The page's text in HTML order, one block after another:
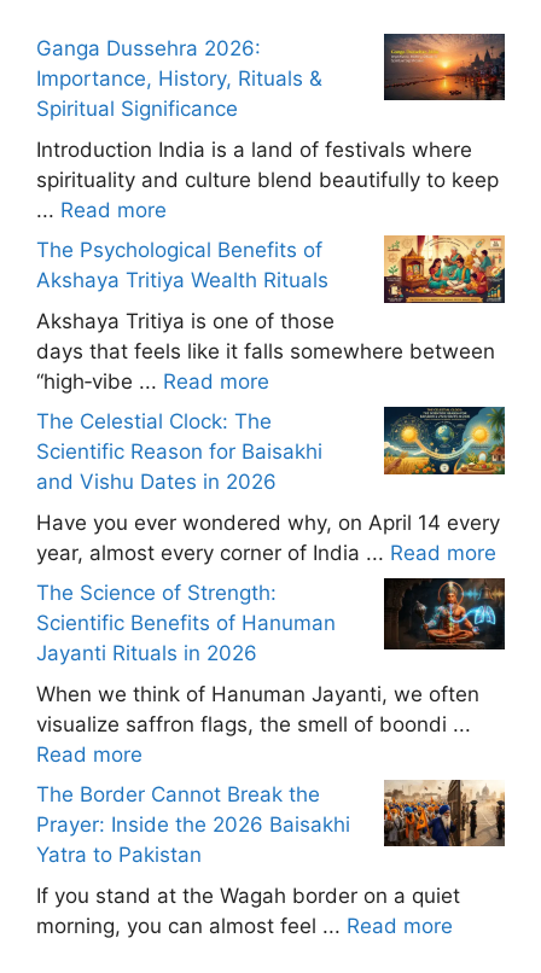
Ganga Dussehra 2026:
Importance, History, Rituals &
Spiritual Significance
Introduction India is a land of festivals where
spirituality and culture blend beautifully to keep
... Read more
The Psychological Benefits of
Akshaya Tritiya Wealth Rituals
Akshaya Tritiya is one of those
days that feels like it falls somewhere between
“high‑vibe ... Read more
The Celestial Clock: The
Scientific Reason for Baisakhi
and Vishu Dates in 2026
Have you ever wondered why, on April 14 every
year, almost every corner of India ... Read more
The Science of Strength:
Scientific Benefits of Hanuman
Jayanti Rituals in 2026
When we think of Hanuman Jayanti, we often
visualize saffron flags, the smell of boondi ...
Read more
The Border Cannot Break the
Prayer: Inside the 2026 Baisakhi
Yatra to Pakistan
If you stand at the Wagah border on a quiet
morning, you can almost feel ... Read more